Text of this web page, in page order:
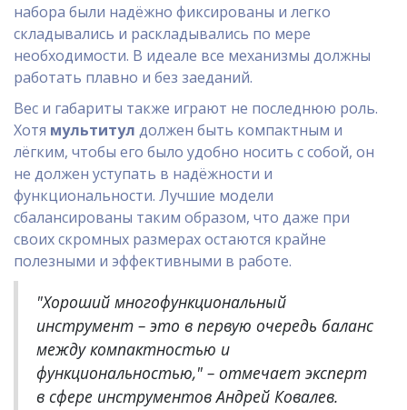
набора были надёжно фиксированы и легко
складывались и раскладывались по мере
необходимости. В идеале все механизмы должны
работать плавно и без заеданий.
Вес и габариты также играют не последнюю роль.
Хотя мультитул должен быть компактным и
лёгким, чтобы его было удобно носить с собой, он
не должен уступать в надёжности и
функциональности. Лучшие модели
сбалансированы таким образом, что даже при
своих скромных размерах остаются крайне
полезными и эффективными в работе.
"Хороший многофункциональный
инструмент – это в первую очередь баланс
между компактностью и
функциональностью," – отмечает эксперт
в сфере инструментов Андрей Ковалев.